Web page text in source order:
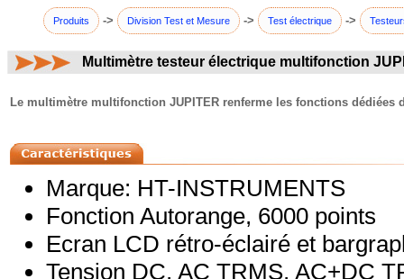
Produits -> Division Test et Mesure -> Test électrique ->
Multimètre testeur électrique multifonction
Le multimètre multifonction JUPITER renferme les fonctions
Marque: HT-INSTRUMENTS
Fonction Autorange, 6000 points
Ecran LCD rétro-éclairé et
Tension DC, AC TRMS, AC+DC